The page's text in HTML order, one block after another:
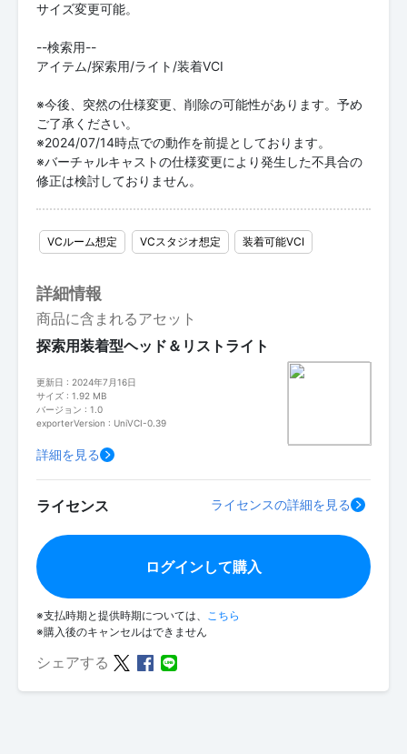
サイズ変更可能。
--検索用--
アイテム/探索用/ライト/装着VCI
※今後、突然の仕様変更、削除の可能性があります。予め
ご了承ください。
※2024/07/14時点での動作を前提としております。
※バーチャルキャストの仕様変更により発生した不具合の
修正は検討しておりません。
VCルーム想定 VCスタジオ想定 装着可能VCI
詳細情報
商品に含まれるアセット
探索用装着型ヘッド＆リストライト
更新日 : 2024年7月16日
サイズ : 1.92 MB
バージョン : 1.0
exporterVersion : UniVCI-0.39
詳細を見る
ライセンス ライセンスの詳細を見る
ログインして購入
※支払時期と提供時期については、 こちら
※購入後のキャンセルはできません
シェアする